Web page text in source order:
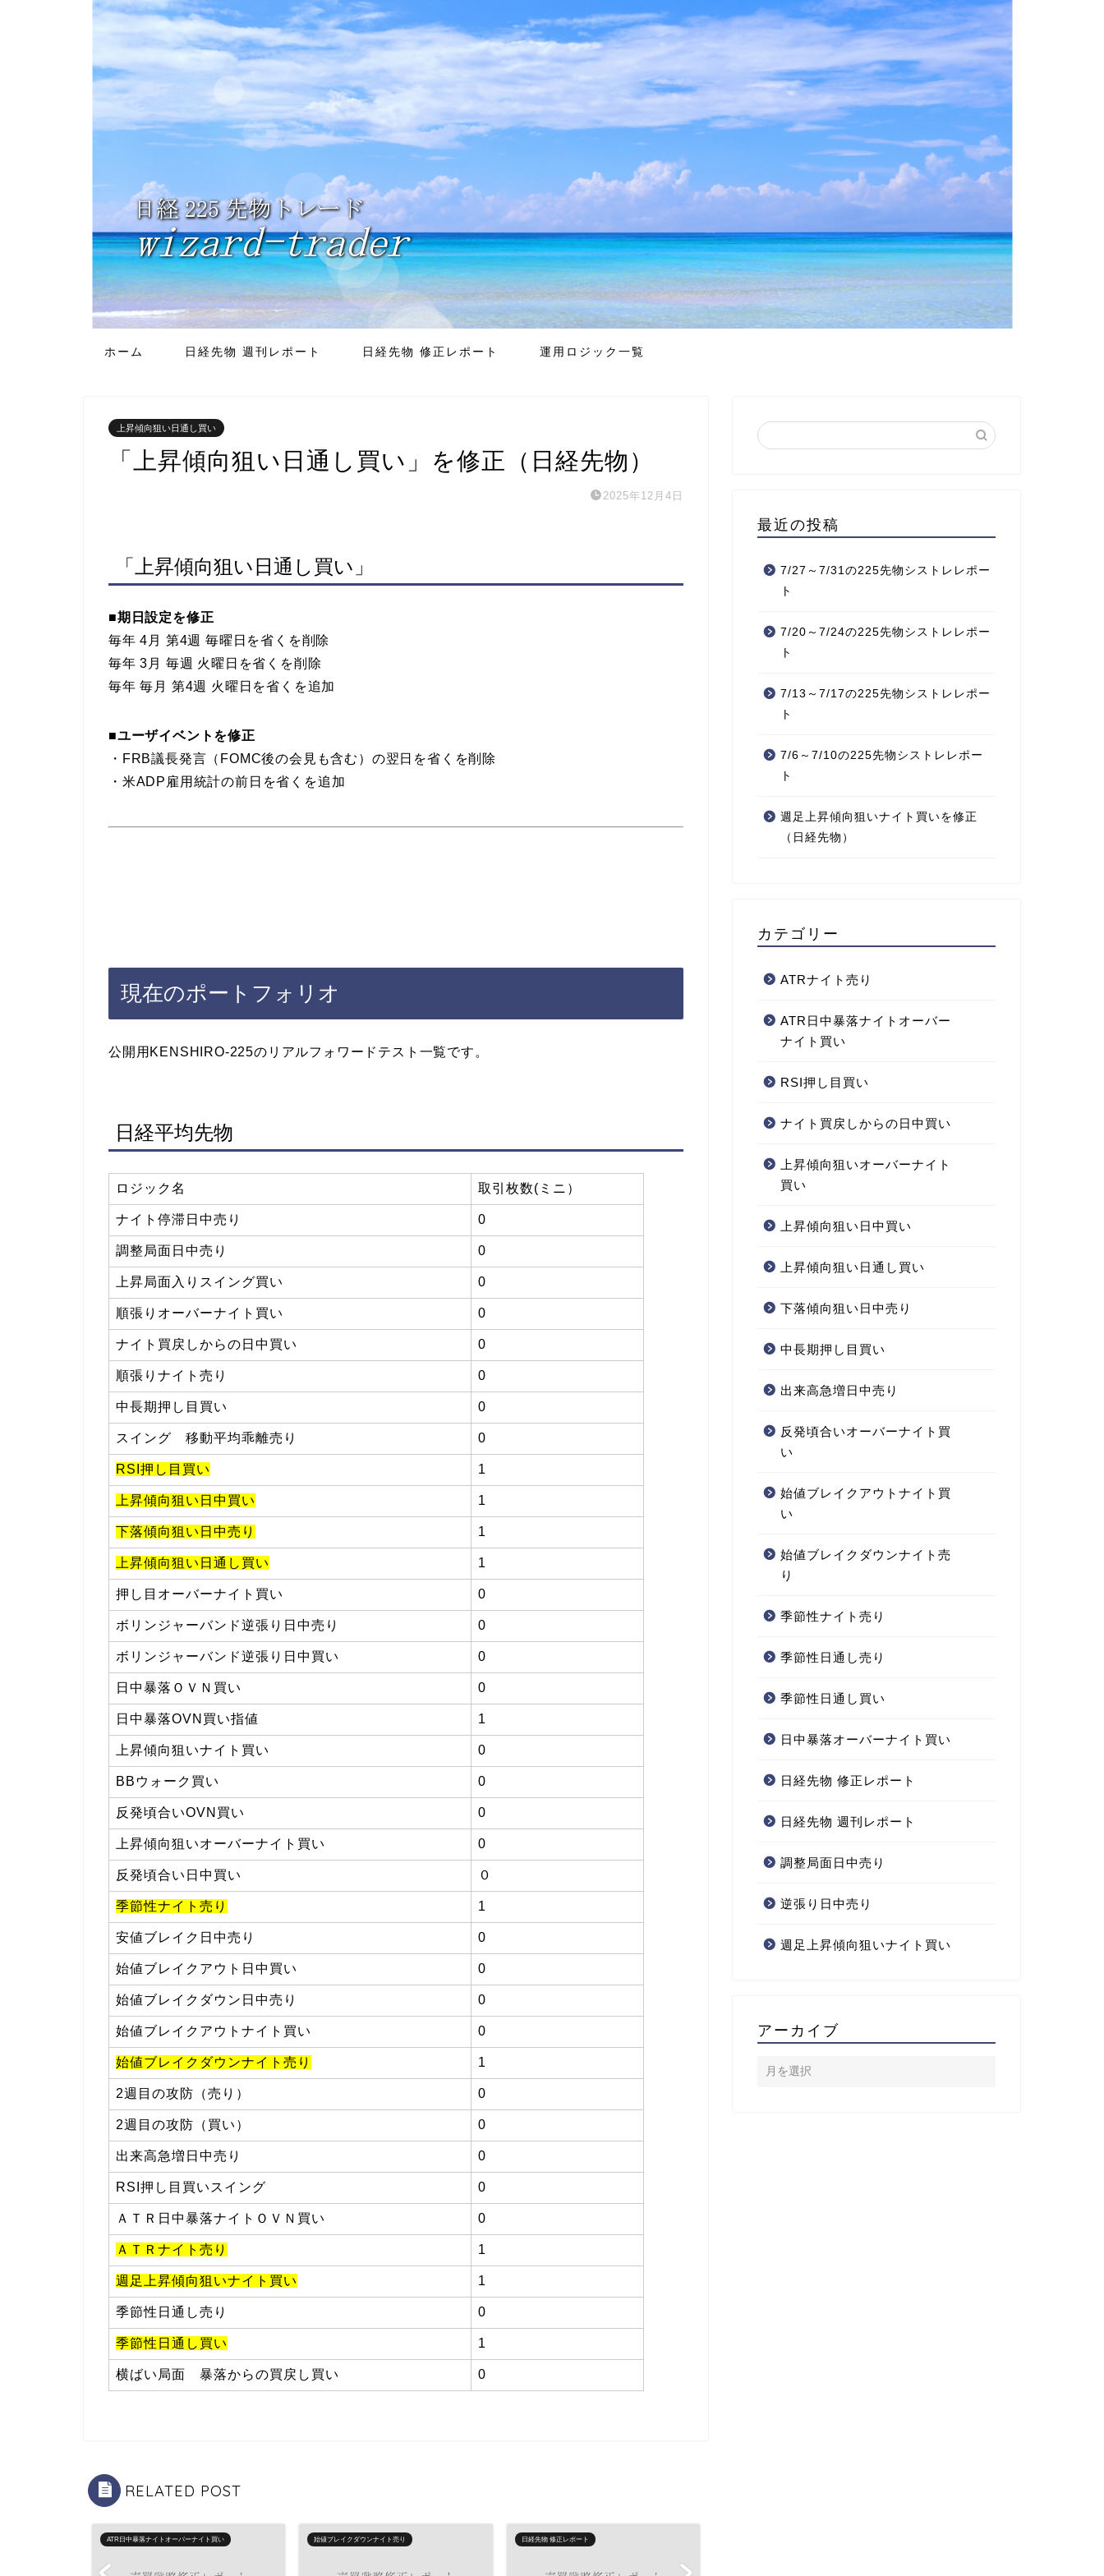
ホーム 日経先物 週刊レポート 日経先物 修正レポート 運用ロジック一覧
上昇傾向狙い日通し買い
「上昇傾向狙い日通し買い」を修正（日経先物）
2025年12月4日
「上昇傾向狙い日通し買い」
■期日設定を修正
毎年4 月 第4週毎曜日 を省くを削除
毎年 3月 毎週 火曜日を省くを削除
毎年 毎月 第4週 火曜日を省くを追加
■ユーザイベントを修正
・FRB議長発言（FOMC後の会見も含む） の翌日 を省くを削除
・米ADP雇用統計の前日を省くを追加
現在のポートフォリオ
公開用KENSHIRO-225のリアルフォワードテスト一覧です。
日経平均先物
ロジック名 取引枚数(ミニ）
ナイト停滞日中売り 0
調整局面日中売り 0
上昇局面入りスイング買い 0
順張りオーバーナイト買い 0
ナイト買戻しからの日中買い 0
順張りナイト売り 0
中長期押し目買い 0
スイング 移動平均乖離売り 0
RSI押し目買い 1
上昇傾向狙い日中買い 1
下落傾向狙い日中売り 1
上昇傾向狙い日通し買い 1
押し目オーバーナイト買い 0
ボリンジャーバンド逆張り日中売り 0
ボリンジャーバンド逆張り日中買い 0
日中暴落ＯＶＮ買い 0
日中暴落OVN買い指値 1
上昇傾向狙いナイト買い 0
BBウォーク買い 0
反発頃合いOVN買い 0
上昇傾向狙いオーバーナイト買い 0
反発頃合い日中買い ０
季節性ナイト売り 1
安値ブレイク日中売り 0
始値ブレイクアウト日中買い 0
始値ブレイクダウン日中売り 0
始値ブレイクアウトナイト買い 0
始値ブレイクダウンナイト売り 1
2週目の攻防（売り） 0
2週目の攻防（買い） 0
出来高急増日中売り 0
RSI押し目買いスイング 0
ＡＴＲ日中暴落ナイトＯＶＮ買い 0
ＡＴＲナイト売り 1
週足上昇傾向狙いナイト買い 1
季節性日通し売り 0
季節性日通し買い 1
横ばい局面 暴落からの買戻し買い 0
RELATED POST
ATR日中暴落ナイトオーバーナイト買い 始値ブレイクダウンナイト売り 日経先物 修正レポート
最近の投稿
7/27～7/31の225先物シストレレポー
ト
7/20～7/24の225先物シストレレポー
ト
7/13～7/17の225先物シストレレポー
ト
7/6～7/10の225先物シストレレポー
ト
週足上昇傾向狙いナイト買いを修正
（日経先物）
カテゴリー
ATRナイト売り
ATR日中暴落ナイトオーバー
ナイト買い
RSI押し目買い
ナイト買戻しからの日中買い
上昇傾向狙いオーバーナイト
買い
上昇傾向狙い日中買い
上昇傾向狙い日通し買い
下落傾向狙い日中売り
中長期押し目買い
出来高急増日中売り
反発頃合いオーバーナイト買
い
始値ブレイクアウトナイト買
い
始値ブレイクダウンナイト売
り
季節性ナイト売り
季節性日通し売り
季節性日通し買い
日中暴落オーバーナイト買い
日経先物 修正レポート
日経先物 週刊レポート
調整局面日中売り
逆張り日中売り
週足上昇傾向狙いナイト買い
アーカイブ